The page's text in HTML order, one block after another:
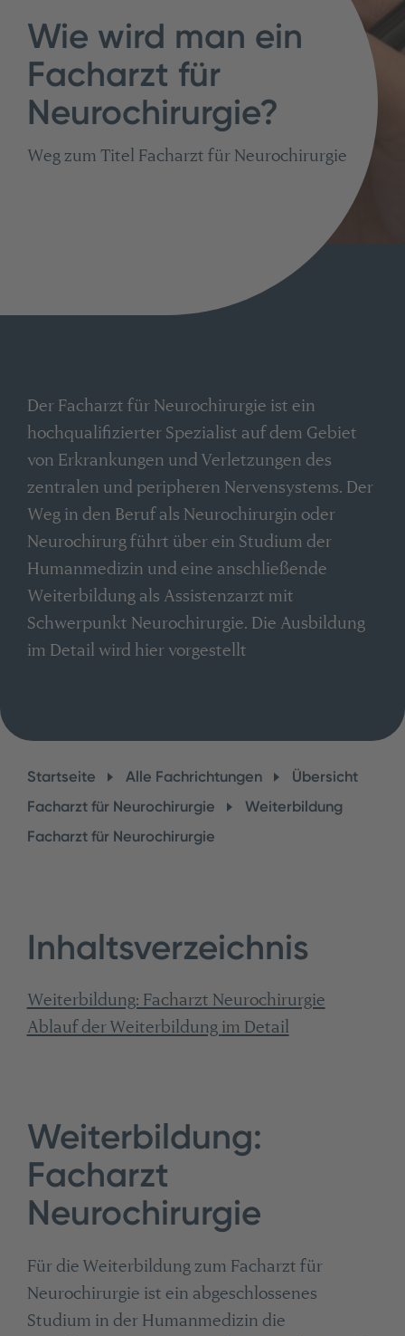
Wie wird man ein
Facharzt für
Neurochirurgie?
Weg zum Titel Facharzt für Neurochirurgie
Der Facharzt für Neurochirurgie ist ein
hochqualifizierter Spezialist auf dem Gebiet
von Erkrankungen und Verletzungen des
zentralen und peripheren Nervensystems. Der
Weg in den Beruf als Neurochirurgin oder
Neurochirurg führt über ein Studium der
Humanmedizin und eine anschließende
Weiterbildung als Assistenzarzt mit
Schwerpunkt Neurochirurgie. Die Ausbildung
im Detail wird hier vorgestellt
Startseite Alle Fachrichtungen
Übersicht
Facharzt für Neurochirurgie
Weiterbildung
Facharzt für Neurochirurgie
Inhaltsverzeichnis
Weiterbildung: Facharzt Neurochirurgie
Ablauf der Weiterbildung im Detail
Weiterbildung:
Facharzt
Neurochirurgie
Für die Weiterbildung zum Facharzt für
Neurochirurgie ist ein abgeschlossenes
Studium in der Humanmedizin die